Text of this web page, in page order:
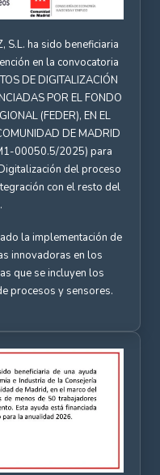
S.L. ha sido beneficiaria
en la convocatoria
DE DIGITALIZACIÓN
POR EL FONDO
(FEDER), EN EL
DE MADRID
00050.5/2025) para
del proceso
con el resto del
la implementación de
innovadoras en los
que se incluyen los
procesos y sensores.